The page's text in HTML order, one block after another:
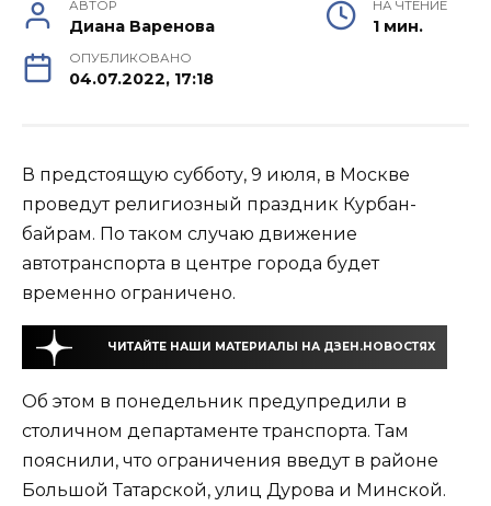
АВТОР
Диана Варенова
НА ЧТЕНИЕ
1 мин.
ОПУБЛИКОВАНО
04.07.2022, 17:18
В предстоящую субботу, 9 июля, в Москве
проведут религиозный праздник Курбан-
байрам. По таком случаю движение
автотранспорта в центре города будет
временно ограничено.
ЧИТАЙТЕ НАШИ МАТЕРИАЛЫ НА ДЗЕН.НОВОСТЯХ
Об этом в понедельник предупредили в
столичном департаменте транспорта. Там
пояснили, что ограничения введут в районе
Большой Татарской, улиц Дурова и Минской.